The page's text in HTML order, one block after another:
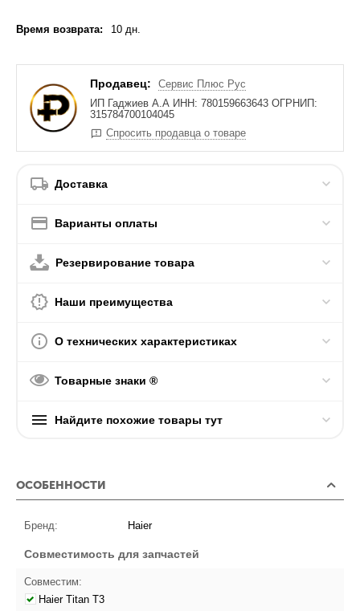
Время возврата: 10 дн.
Продавец:
Сервис Плюс Рус
ИП Гаджиев А.А ИНН: 780159663643 ОГРНИП:
315784700104045
Спросить продавца о товаре
Доставка
Варианты оплаты
Резервирование товара
Наши преимущества
О технических характеристиках
Товарные знаки ®
Найдите похожие товары тут
ОСОБЕННОСТИ
Бренд: Haier
Совместимость для запчастей
Совместим:
Haier Titan T3